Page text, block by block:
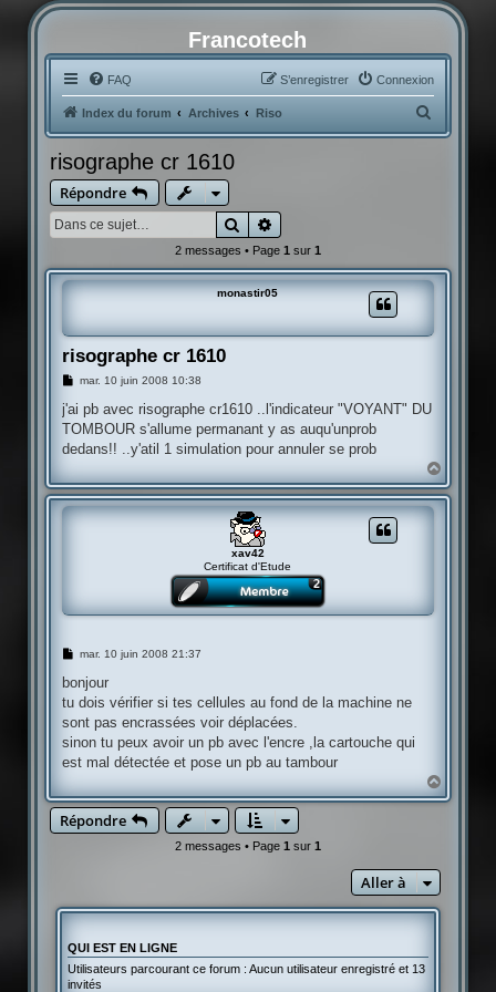
Francotech
FAQ Connexion
S’enregistrer
Index du forum Archives Riso
e
c
risographe cr 1610
Répondre
Rechercher
2 messages • Page 1sur 1
monastir05
risographe cr 1610
M
s
a
g
mar. 10 juin 2008 10:38
j'ai pb avec risographe cr1610 ..l'indicateur "VOYANT" DU
TOMBOUR s'allume permanant y as auqu'unprob
dedans!! ..y'atil 1 simulation pour annuler se prob
a
u
xav42
Certificat d'Etude
M
s
a
g
mar. 10 juin 2008 21:37
bonjour
tu dois vérifier si tes cellules au fond de la machine ne
sont pas encrassées voir déplacées.
sinon tu peux avoir un pb avec l'encre ,la cartouche qui
est mal détectée et pose un pb au tambour
a
Répondre
2 messages • Page 1 sur 1
Aller à
QUI EST EN LIGNE
Utilisateurs parcourant ce forum : Aucun utilisateur enregistré et 13
invités